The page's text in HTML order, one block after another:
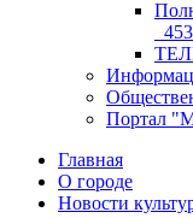
Портал
Главная
О городе
Новости